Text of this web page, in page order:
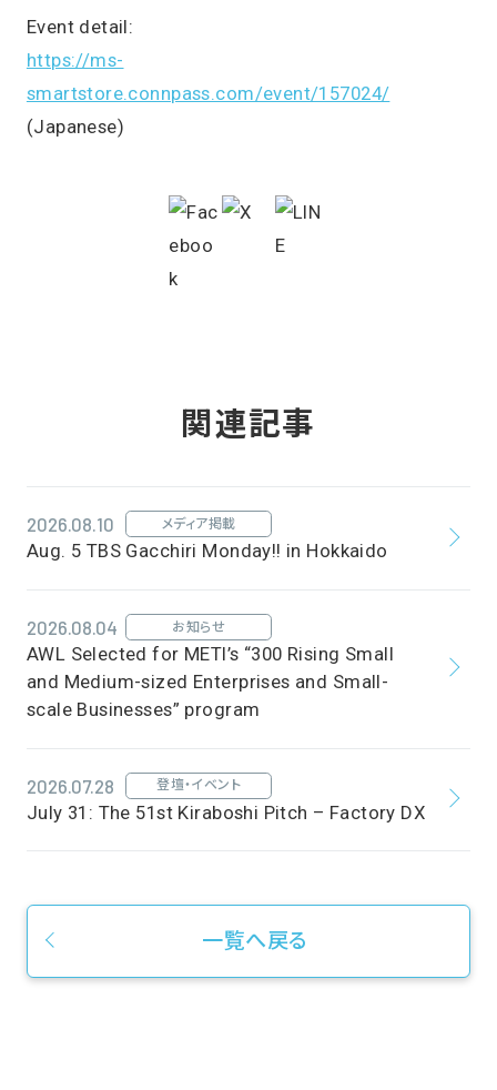
Event detail:
https://ms-
smartstore.connpass.com/event/157024/
(Japanese)
関連記事
2026.08.10 メディア掲載
Aug. 5 TBS Gacchiri Monday!! in Hokkaido
2026.08.04 お知らせ
AWL Selected for METI’s “300 Rising Small
and Medium-sized Enterprises and Small-
scale Businesses” program
2026.07.28 登壇・イベント
July 31: The 51st Kiraboshi Pitch – Factory DX
一覧へ戻る